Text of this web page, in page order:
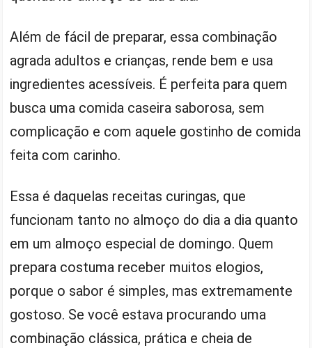
Além de fácil de preparar, essa combinação
agrada adultos e crianças, rende bem e usa
ingredientes acessíveis. É perfeita para quem
busca uma comida caseira saborosa, sem
complicação e com aquele gostinho de comida
feita com carinho.
Essa é daquelas receitas curingas, que
funcionam tanto no almoço do dia a dia quanto
em um almoço especial de domingo. Quem
prepara costuma receber muitos elogios,
porque o sabor é simples, mas extremamente
gostoso. Se você estava procurando uma
combinação clássica, prática e cheia de